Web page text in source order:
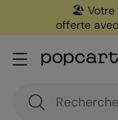
🏖️ Votre
offerte